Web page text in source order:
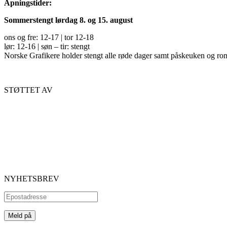
Åpningstider:
Sommerstengt lørdag 8. og 15. august
ons og fre: 12-17 | tor 12-18
lør: 12-16 | søn – tir: stengt
Norske Grafikere holder stengt alle røde dager samt påskeuken og
STØTTET AV
NYHETSBREV